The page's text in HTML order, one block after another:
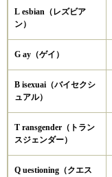
L esbian（レズビア
ン）
G ay（ゲイ）
B isexuai（バイセクシ
ュアル）
T ransgender（トラン
スジェンダー）
Q uestioning（クエス